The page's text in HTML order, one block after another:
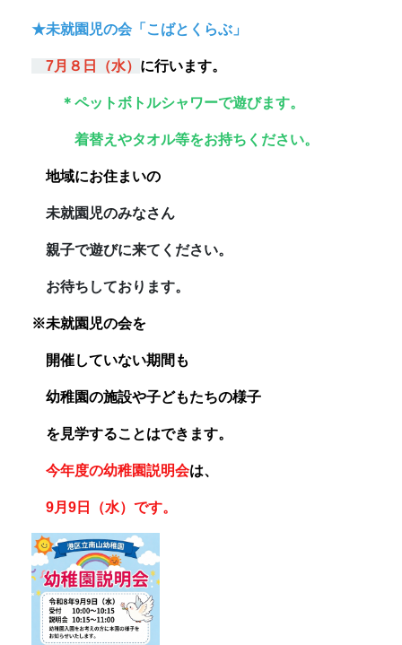
★未就園児の会「こばとくらぶ」
7月８ 日（水） に行います。
＊ペットボトルシャワーで遊びます。
着替えやタオル等をお持ちください。
地域にお住まいの
未就園児のみなさん
親子で遊びに来てください。
お待ちしております。
※未就園児の会を
開催していない期間も
幼稚園の施設や子どもたちの様子
を見学することはできます。
今年度の幼稚園説明会は、
9月9日（水）です。